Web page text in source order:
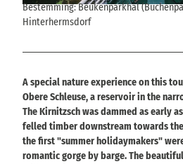
© Philipp Zieger, Tourismusverband Sächsische Schweiz
Bestemming: Beukenparkhal
Hinterhermsdorf
A special nature experience on this
Obere Schleuse, a reservoir in the
The Kirnitzsch was dammed as early
felled timber downstream towards
the first "summer holidaymakers"
romantic gorge by barge. The